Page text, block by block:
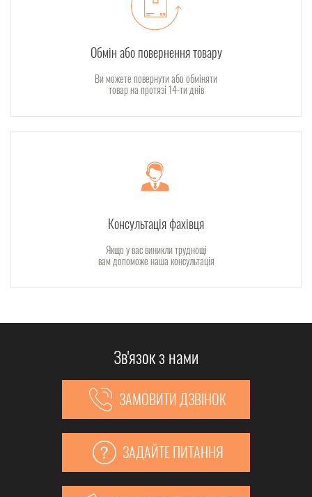
Обмін або повернення товару
Ви можете повернути або обміняти
товар на протязі 14-ти днів
Консультація фахівця
Якщо у вас виникли труднощі
вам допоможе наша консультація
Зв'язок з нами
ЗАМОВИТИ ДЗВІНОК
ЗАДАЙТЕ ПИТАННЯ